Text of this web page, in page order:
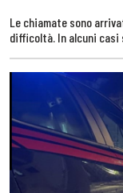
Le chiamate sono
difficoltà. In alcuni